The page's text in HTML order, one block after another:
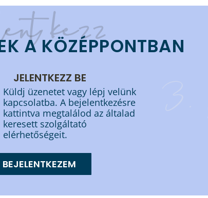
A KÖZÉPPONTBAN
JELENTKEZZ BE
Küldj üzenetet vagy lépj velünk
kapcsolatba. A bejelentkezésre
kattintva megtalálod az általad
keresett szolgáltató
elérhetőségeit.
BEJELENTKEZEM